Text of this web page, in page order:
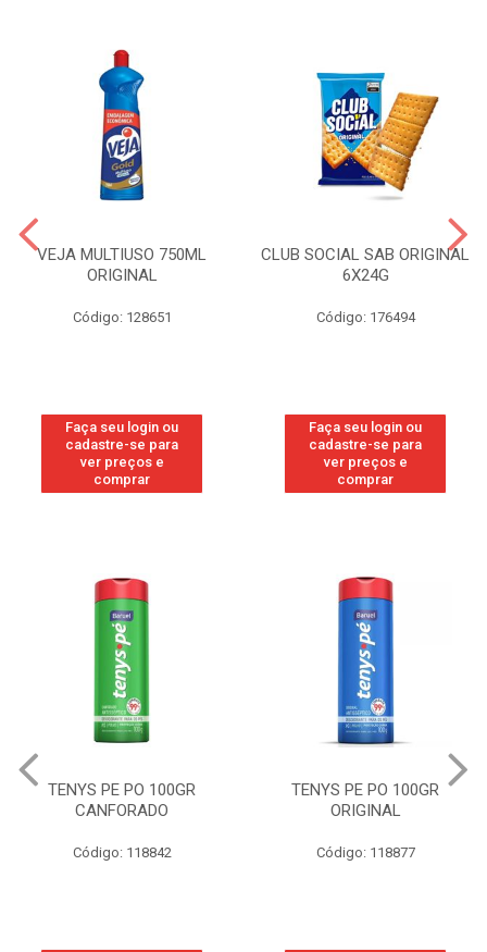
VEJA MULTIUSO 750ML
ORIGINAL
Código: 128651
Faça seu login ou
cadastre-se para
ver preços e
comprar
CLUB SOCIAL SAB ORIGINAL
6X24G
Código: 176494
Faça seu login ou
cadastre-se para
ver preços e
comprar
TENYS PE PO 100GR
CANFORADO
Código: 118842
TENYS PE PO 100GR
ORIGINAL
Código: 118877